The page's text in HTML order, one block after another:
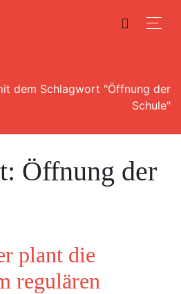
dem Schlagwort "Öffnung der
Schule"
Öffnung der
plant die
regulären